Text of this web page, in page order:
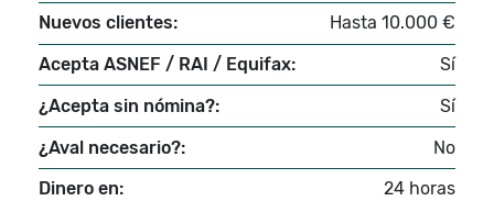
Nuevos clientes:
Hasta 10.000 €
Acepta ASNEF / RAI / Equifax:
Sí
¿Acepta sin nómina?:
Sí
¿Aval necesario?:
No
Dinero en:
24 horas